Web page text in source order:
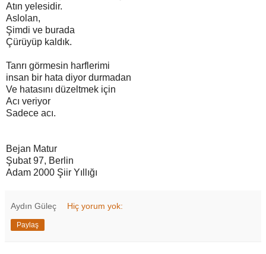
Atın yelesidir.
Aslolan,
Şimdi ve burada
Çürüyüp kaldık.
Tanrı görmesin harflerimi
insan bir hata diyor durmadan
Ve hatasını düzeltmek için
Acı veriyor
Sadece acı.
Bejan Matur
Şubat 97, Berlin
Adam 2000 Şiir Yıllığı
Aydın Güleç Hiç yorum yok:
Paylaş